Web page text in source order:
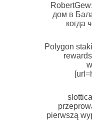
дом в
когда
Polygon
pierwszą